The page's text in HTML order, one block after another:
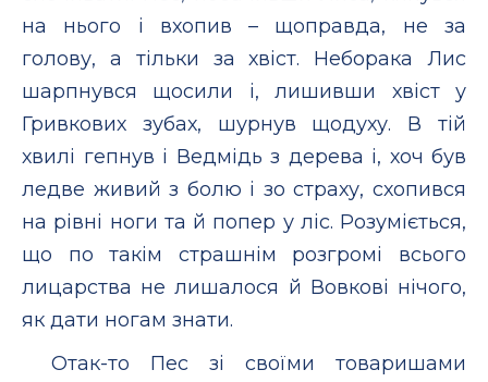
на нього і вхопив – щоправда, не за
голову, а тільки за хвіст. Неборака Лис
шарпнувся щосили і, лишивши хвіст у
Гривкових зубах, шурнув щодуху. В тій
хвилі гепнув і Ведмідь з дерева і, хоч був
ледве живий з болю і зо страху, схопився
на рівні ноги та й попер у ліс. Розуміється,
що по такім страшнім розгромі всього
лицарства не лишалося й Вовкові нічого,
як дати ногам знати.
Отак-то Пес зі своїми товаришами